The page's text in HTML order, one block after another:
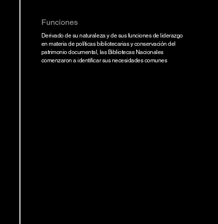
Funciones
Derivado de su naturaleza y de sus funciones de liderazgo
en materia de políticas bibliotecarias y conservación del
patrimonio documental, las Bibliotecas Nacionales
comenzaron a identificar sus necesidades comunes